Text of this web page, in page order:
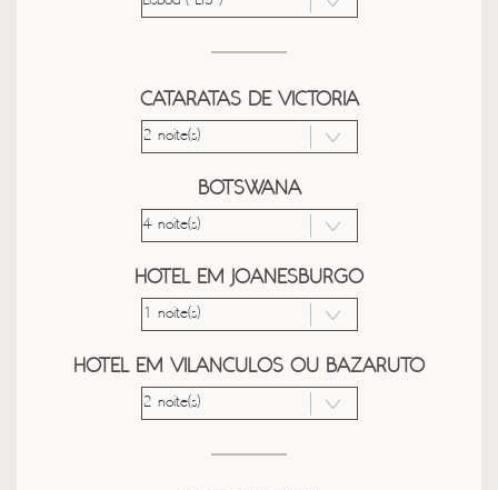
CATARATAS DE VICTORIA
BOTSWANA
HOTEL EM JOANESBURGO
HOTEL EM VILANCULOS OU BAZARUTO